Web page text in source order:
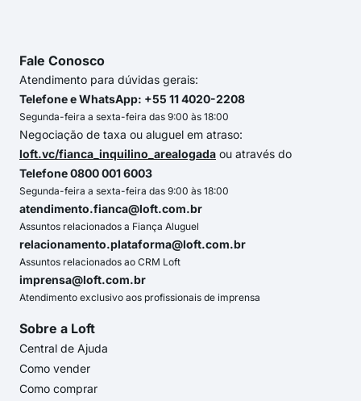
Fale Conosco
Atendimento para dúvidas gerais:
Telefone e WhatsApp: +55 11 4020-2208
Segunda-feira a sexta-feira das 9:00 às 18:00
Negociação de taxa ou aluguel em atraso:
loft.vc/fianca_inquilino_arealogada ou através do
Telefone 0800 001 6003
Segunda-feira a sexta-feira das 9:00 às 18:00
atendimento.fianca@loft.com.br
Assuntos relacionados a Fiança Aluguel
relacionamento.plataforma@loft.com.br
Assuntos relacionados ao CRM Loft
imprensa@loft.com.br
Atendimento exclusivo aos profissionais de imprensa
Sobre a Loft
Central de Ajuda
Como vender
Como comprar